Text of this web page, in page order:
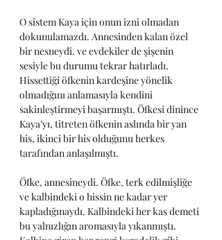
O sistem Kaya için onun izni olmadan
dokunulamazdı. Annesinden kalan özel
bir nesneydi. ve evdekiler de şişenin
sesiyle bu durumu tekrar hatırladı.
Hissettiği öfkenin kardeşine yönelik
olmadığını anlamasıyla kendini
sakinleştirmeyi başarmıştı. Öfkesi dinince
Kaya’yı, titreten öfkenin aslında bir yan
his, ikinci bir his olduğunu herkes
tarafından anlaşılmıştı.
Öfke, annesineydi. Öfke, terk edilmişliğe
ve kalbindeki o hissin ne kadar yer
kapladığınaydı. Kalbindeki her kas demeti
bu yalnızlığın aromasıyla yıkanmıştı.